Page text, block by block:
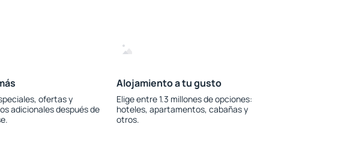
ofertas y
adicionales después de
Alojamiento a tu gusto
Elige entre 1.3 millones de opciones:
hoteles, apartamentos, cabañas y
otros.